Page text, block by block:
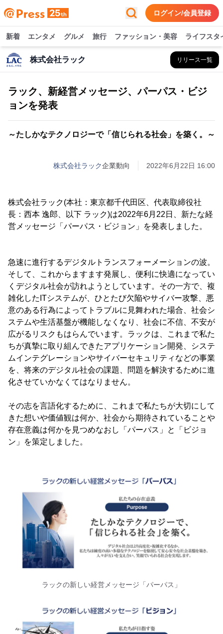
ログイン/会員登録
新着 エンタメ グルメ 旅行 ファッション・美容 ライフスタ
株式会社ラック リリース一覧
ラック、新経営メッセージ、パーパス・ビジ
ョンを発表
～たしかなテクノロジーで「信じられる社会」を築く。～
株式会社ラック企業動向 2022年6月22日 16:00
株式会社ラック(本社：東京都千代田区、代表取締役社
長：西本 逸郎、以下 ラック)は2022年6月22日、新たな経
営メッセージ「パーパス・ビジョン」を発表しました。
急速に進行するデジタルトランスフォーメーションの波。
そして、これからますます発展し、便利に快適になってい
くデジタル社会が訪れようとしています。その一方で、複
雑化したITシステムが、ひとたび欠陥やサイバー攻撃、悪
意のある行為によってトラブルに見舞われた場合、社会シ
ステムや生活基盤が機能しなくなり、社会に不信、不安が
広がるリスクもはらんでいます。ラックは、これまで私た
ちが真摯に取り組んできたアプリケーション開発、システ
ムインテグレーションやサイバーセキュリティなどの事業
を、将来のデジタル社会の課題、問題を解決するために進
化させていかなくてはなりません。
その志を言語化するために、これまで私たちが大切にして
きた想いや価値観は何か、社会から期待されていることや
存在意義は何かを見つめなおし「パーパス」と「ビジョ
ン」を策定しました。
ラックの新しい経営メッセージ「パーパス」